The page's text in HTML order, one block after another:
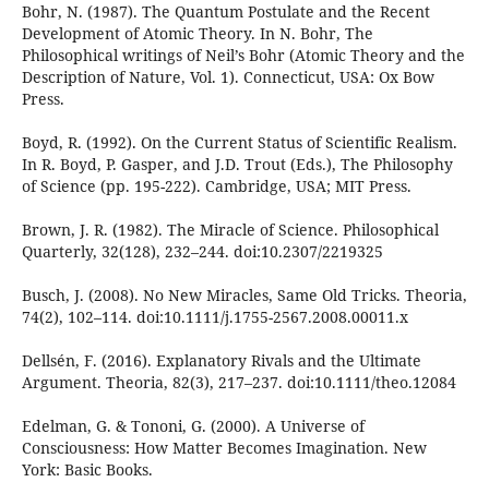
Bohr, N. (1987). The Quantum Postulate and the Recent
Development of Atomic Theory. In N. Bohr, The
Philosophical writings of Neil’s Bohr (Atomic Theory and the
Description of Nature, Vol. 1). Connecticut, USA: Ox Bow
Press.
Boyd, R. (1992). On the Current Status of Scientific Realism.
In R. Boyd, P. Gasper, and J.D. Trout (Eds.), The Philosophy
of Science (pp. 195-222). Cambridge, USA; MIT Press.
Brown, J. R. (1982). The Miracle of Science. Philosophical
Quarterly, 32(128), 232–244. doi:10.2307/2219325
Busch, J. (2008). No New Miracles, Same Old Tricks. Theoria,
74(2), 102–114. doi:10.1111/j.1755-2567.2008.00011.x
Dellsén, F. (2016). Explanatory Rivals and the Ultimate
Argument. Theoria, 82(3), 217–237. doi:10.1111/theo.12084
Edelman, G. & Tononi, G. (2000). A Universe of
Consciousness: How Matter Becomes Imagination. New
York: Basic Books.